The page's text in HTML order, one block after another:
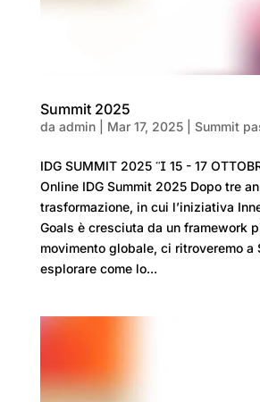
Summit 2025
da admin| Mar 17, 2025| Summit
IDG SUMMIT 2025  15 - 17
Online IDG Summit 2025 Dopo tre
trasformazione, in cui l’iniziativa
Goals è cresciuta da un framework
movimento globale, ci ritroveremo a
esplorare come lo...